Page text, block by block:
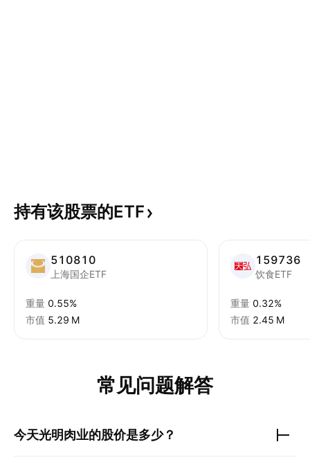
持有该股票的ETF
510810
上海国企ETF
重量 0.55%
市值 ‪5.29 M‬
159736
饮食ETF
重量 0.32%
市值 ‪2.45 M‬
常见问题解答
今天光明肉业的股价是多少？